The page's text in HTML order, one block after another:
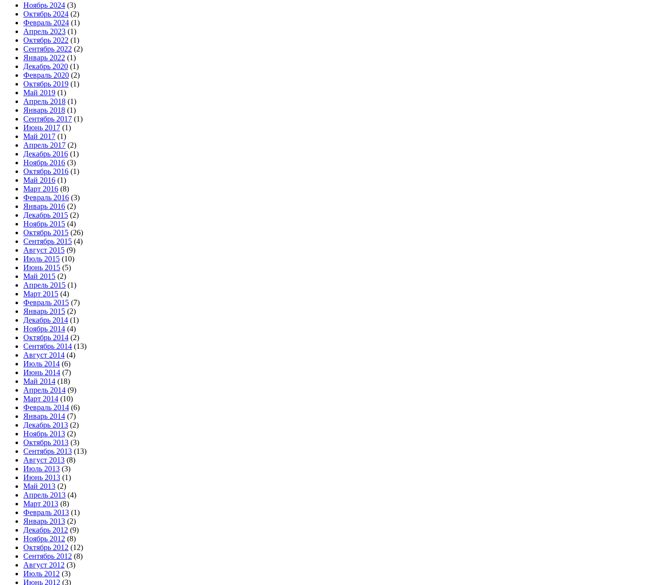
Ноябрь 2024 (3)
Октябрь 2024 (2)
Февраль 2024 (1)
Апрель 2023 (1)
Октябрь 2022 (1)
Сентябрь 2022 (2)
Январь 2022 (1)
Декабрь 2020 (1)
Февраль 2020 (2)
Октябрь 2019 (1)
Май 2019 (1)
Апрель 2018 (1)
Январь 2018 (1)
Сентябрь 2017 (1)
Июнь 2017 (1)
Май 2017 (1)
Апрель 2017 (2)
Декабрь 2016 (1)
Ноябрь 2016 (3)
Октябрь 2016 (1)
Май 2016 (1)
Март 2016 (8)
Февраль 2016 (3)
Январь 2016 (2)
Декабрь 2015 (2)
Ноябрь 2015 (4)
Октябрь 2015 (26)
Сентябрь 2015 (4)
Август 2015 (9)
Июль 2015 (10)
Июнь 2015 (5)
Май 2015 (2)
Апрель 2015 (1)
Март 2015 (4)
Февраль 2015 (7)
Январь 2015 (2)
Декабрь 2014 (1)
Ноябрь 2014 (4)
Октябрь 2014 (2)
Сентябрь 2014 (13)
Август 2014 (4)
Июль 2014 (6)
Июнь 2014 (7)
Май 2014 (18)
Апрель 2014 (9)
Март 2014 (10)
Февраль 2014 (6)
Январь 2014 (7)
Декабрь 2013 (2)
Ноябрь 2013 (2)
Октябрь 2013 (3)
Сентябрь 2013 (13)
Август 2013 (8)
Июль 2013 (3)
Июнь 2013 (1)
Май 2013 (2)
Апрель 2013 (4)
Март 2013 (8)
Февраль 2013 (1)
Январь 2013 (2)
Декабрь 2012 (9)
Ноябрь 2012 (8)
Октябрь 2012 (12)
Сентябрь 2012 (8)
Август 2012 (3)
Июль 2012 (3)
Июнь 2012 (3)